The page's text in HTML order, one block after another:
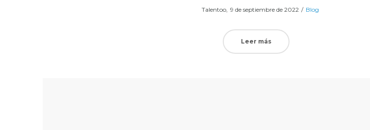
PorTalentoo Posted
9 de septiembre de 2022
Posted
Blog
Leer más